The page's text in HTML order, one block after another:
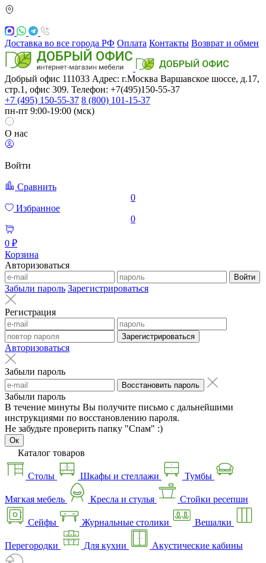
Доставка во все города РФ Оплата Контакты Возврат и обмен
Добрый офис 111033 Адрес: г.Москва Варшавское шоссе, д.17,
стр.1, офис 309. Телефон: +7(495)150-55-37
+7 (495) 150-55-37 8 (800) 101-15-37
пн-пт 9:00-19:00 (мск)
О нас
Войти
Сравнить
0
Избранное
0
0 ₽
Корзина
Авторизоваться
Войти
Забыли пароль Зарегистрироваться
Регистрация
Зарегистрироваться
Авторизоваться
Забыли пароль
Восстановить пароль
Забыли пароль
В течение минуты Вы получите письмо с дальнейшими
инструкциями по восстановлению пароля.
Не забудьте проверить папку "Спам" :)
Ок
Каталог товаров
Столы Шкафы и стеллажи Тумбы
Мягкая мебель Кресла и стулья Стойки ресепшн
Сейфы Журнальные столики Вешалки
Перегородки Для кухни Акустические кабины